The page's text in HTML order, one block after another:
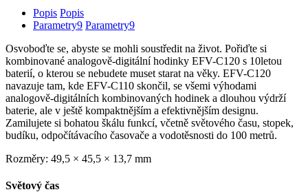
Popis Popis
Parametry9 Parametry9
Osvoboďte se, abyste se mohli soustředit na život. Pořiďte si
kombinované analogově-digitální hodinky EFV-C120 s 10letou
baterií, o kterou se nebudete muset starat na věky. EFV-C120
navazuje tam, kde EFV-C110 skončil, se všemi výhodami
analogově-digitálních kombinovaných hodinek a dlouhou výdrží
baterie, ale v ještě kompaktnějším a efektivnějším designu.
Zamilujete si bohatou škálu funkcí, včetně světového času, stopek,
budíku, odpočítávacího časovače a vodotěsnosti do 100 metrů.
Rozměry: 49,5 × 45,5 × 13,7 mm
Světový čas